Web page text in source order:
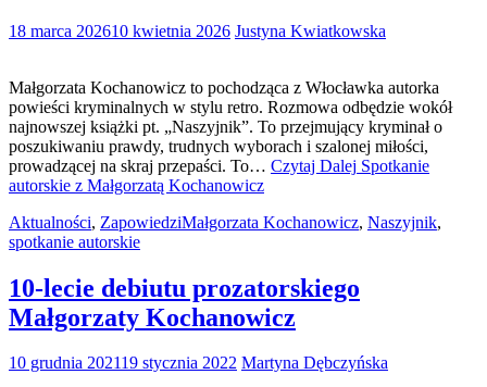
18 marca 202610 kwietnia 2026 Justyna Kwiatkowska
Małgorzata Kochanowicz to pochodząca z Włocławka autorka
powieści kryminalnych w stylu retro. Rozmowa odbędzie wokół
najnowszej książki pt. „Naszyjnik”. To przejmujący kryminał o
poszukiwaniu prawdy, trudnych wyborach i szalonej miłości,
prowadzącej na skraj przepaści. To… Czytaj Dalej Spotkanie
autorskie z Małgorzatą Kochanowicz
Aktualności, ZapowiedziMałgorzata Kochanowicz, Naszyjnik,
spotkanie autorskie
10-lecie debiutu prozatorskiego
Małgorzaty Kochanowicz
10 grudnia 202119 stycznia 2022 Martyna Dębczyńska